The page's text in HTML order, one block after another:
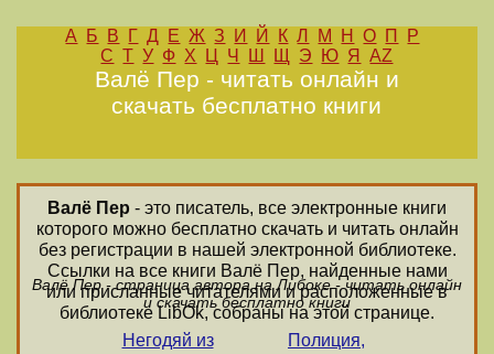
А Б В Г Д Е Ж З И Й К Л М Н О П
Р
С Т У Ф Х Ц Ч Ш Щ Э Ю Я AZ
Валё Пер - читать онлайн и
скачать бесплатно книги
Валё Пер - это писатель, все электронные книги
которого можно бесплатно скачать и читать онлайн
без регистрации в нашей электронной библиотеке.
Ссылки на все книги Валё Пер, найденные нами
или присланные читателями и расположенные в
библиотеке LibOk, собраны на этой странице.
Валё Пер - страница автора на Либоке - читать онлайн
и скачать бесплатно книги
Негодяй из
Полиция,